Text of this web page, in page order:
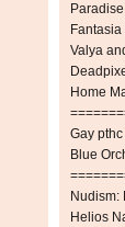
Valya
Home
Gay
Blue
Nudism:
Helios